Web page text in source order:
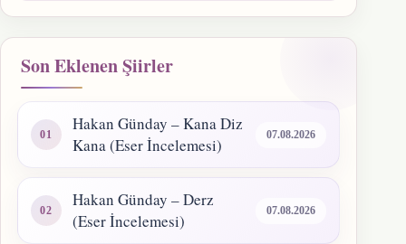
Son Eklenen Şiirler
Hakan Günday – Kana Diz
Kana (Eser İncelemesi)
07.08.2026
Hakan Günday – Derz
(Eser İncelemesi)
07.08.2026